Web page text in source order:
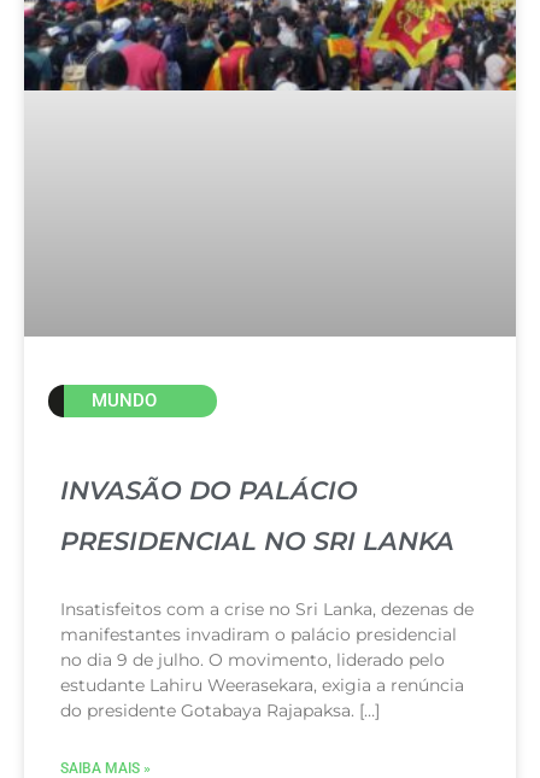
MUNDO
INVASÃO DO PALÁCIO
PRESIDENCIAL NO SRI LANKA
Insatisfeitos com a crise no Sri Lanka, dezenas de
manifestantes invadiram o palácio presidencial
no dia 9 de julho. O movimento, liderado pelo
estudante Lahiru Weerasekara, exigia a renúncia
do presidente Gotabaya Rajapaksa. […]
SAIBA MAIS »